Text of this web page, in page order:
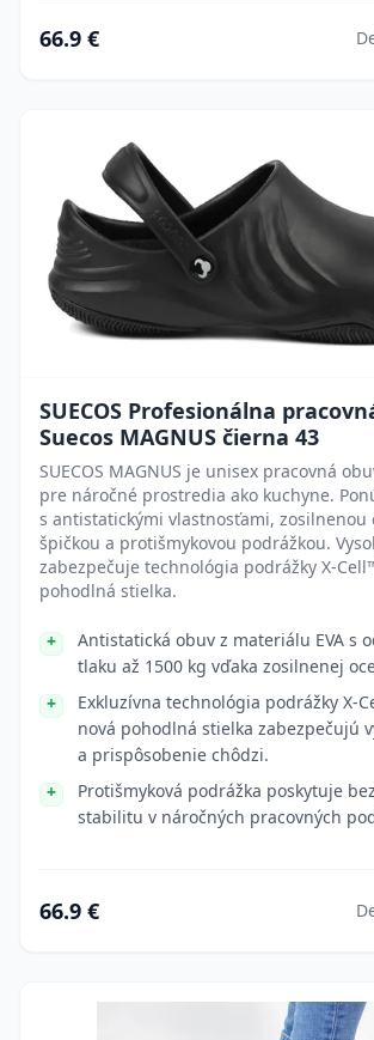
66.9 €
SUECOS Profesionálna
Suecos MAGNUS čierna 43
SUECOS MAGNUS je unisex pracovná
pre náročné prostredia ako kuchyne.
s antistatickými vlastnosťami, zosilnenou
špičkou a protišmykovou podrážkou.
zabezpečuje technológia podrážky X-
pohodlná stielka.
Antistatická obuv z materiálu EVA s
tlaku až 1500 kg vďaka zosilnenej
Exkluzívna technológia podrážky X-
nová pohodlná stielka zabezpečujú
a prispôsobenie chôdzi.
Protišmyková podrážka poskytuje
stabilitu v náročných pracovných
66.9 €